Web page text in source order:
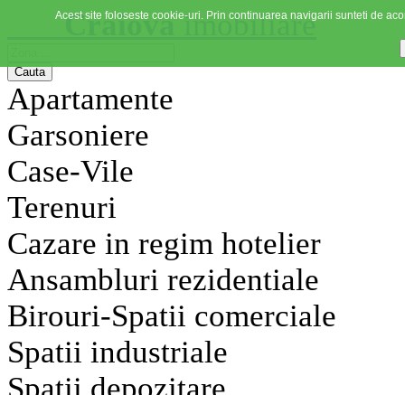
Craiovaimobiliare
Apartamente
Garsoniere
Case-Vile
Terenuri
Cazare in regim hotelier
Ansambluri rezidentiale
Birouri-Spatii comerciale
Spatii industriale
Acest site foloseste cookie-uri. Prin continuarea navigarii sunteti de